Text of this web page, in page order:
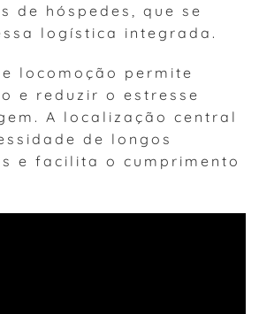
de hóspedes, que se
logística integrada.
locomoção permite
e reduzir o estresse
A localização central
de longos
e facilita o cumprimento